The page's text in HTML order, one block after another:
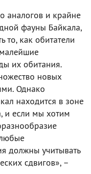
аналогов и крайне
фауны Байкала,
то, как обитатели
малейшие
их обитания.
новых
Однако
находится в зоне
и если мы хотим
должны учитывать
сдвигов», –